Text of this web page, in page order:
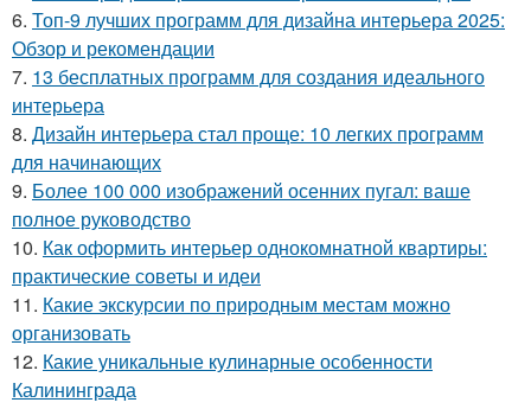
6. Топ-9 лучших программ для дизайна интерьера 2025:
Обзор и рекомендации
7. 13 бесплатных программ для создания идеального
интерьера
8. Дизайн интерьера стал проще: 10 легких программ
для начинающих
9. Более 100 000 изображений осенних пугал: ваше
полное руководство
10. Как оформить интерьер однокомнатной квартиры:
практические советы и идеи
11. Какие экскурсии по природным местам можно
организовать
12. Какие уникальные кулинарные особенности
Калининграда